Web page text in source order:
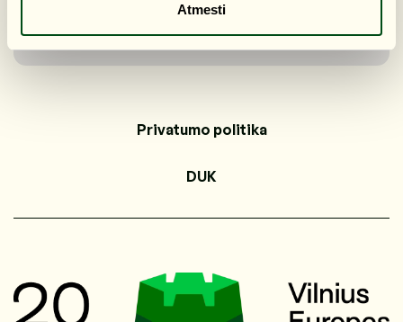
Atmesti
Privatumo politika
DUK